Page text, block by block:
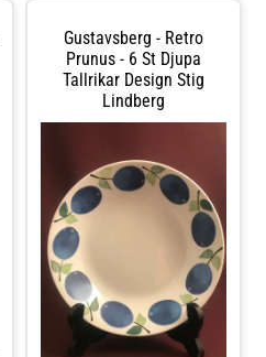
används för alla våra produkter
som inte är Nya/oanvända direkt
från leverantör. Hos glasprinsen är
dessa varor just Vintage dvs alltid
äldre fin kvalitet som vi säljer.
Gustavsberg - Retro
Prunus - 6 St Djupa
Tallrikar Design Stig
Lindberg